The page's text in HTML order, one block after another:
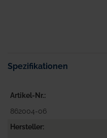
Spezifikationen
Artikel-Nr.
862004-06
Hersteller